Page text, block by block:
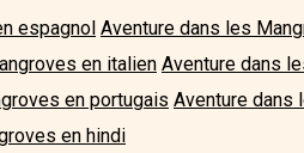
espagnol Aventure dans les
en italien Aventure dans
en portugais Aventure dans
en hindi